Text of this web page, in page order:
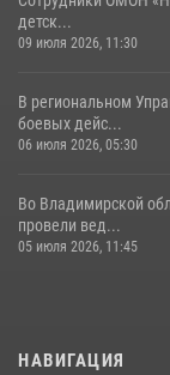
детск...
09 июля 2026, 11:30
В региональном
боевых дейс...
06 июля 2026, 05:30
Во Владимирской
провели вед...
05 июля 2026, 11:45
НАВИГАЦИЯ